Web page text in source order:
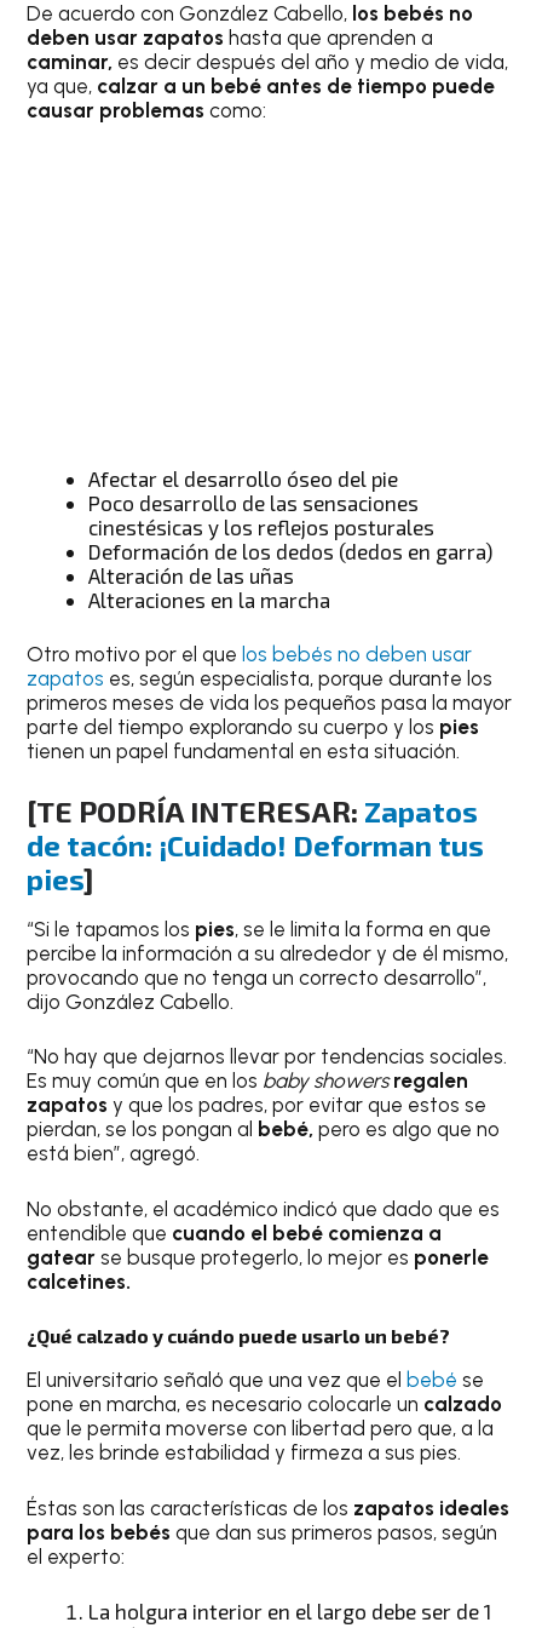
De acuerdo con González Cabello, los bebés no
deben usar zapatos hasta que aprenden a
caminar, es decir después del año y medio de vida,
ya que, calzar a un bebé antes de tiempo puede
causar problemascomo:
Afectar el desarrollo óseo del pie
Poco desarrollo de las sensaciones
cinestésicas y los reflejos posturales
Deformación de los dedos (dedos en garra)
Alteración de las uñas
Alteraciones en la marcha
Otro motivo por el que los bebés no deben usar
zapatos es, según especialista, porque durante los
primeros meses de vida los pequeños pasa la mayor
parte del tiempo explorando su cuerpo y los pies
tienen un papel fundamental en esta situación.
[TE PODRÍA INTERESAR: Zapatos
de tacón: ¡Cuidado! Deforman tus
pies]
“Si le tapamos los pies, se le limita la forma en que
percibe la información a su alrededor y de él mismo,
provocando que no tenga un correcto desarrollo”,
dijo González Cabello.
“No hay que dejarnos llevar por tendencias sociales.
Es muy común que en los baby showersregalen
zapatosy que los padres, por evitar que estos se
pierdan, se los pongan al bebé, pero es algo que no
está bien”, agregó.
No obstante, el académico indicó que dado que es
entendible que cuando el bebé comienza a
gatearse busque protegerlo, lo mejor es ponerle
calcetines.
¿Qué calzado y cuándo puede usarlo un bebé?
El universitario señaló que una vez que el bebé se
pone en marcha, es necesario colocarle un calzado
que le permita moverse con libertad pero que, a la
vez, les brinde estabilidad y firmeza a sus pies.
Éstas son las características de los zapatos ideales
para los bebésque dan sus primeros pasos, según
el experto:
La holgura interior en el largo debe ser de 1